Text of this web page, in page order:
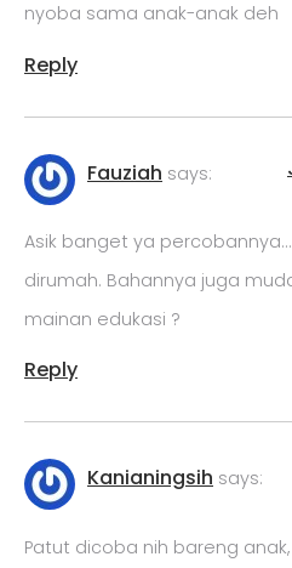
nyoba sama anak-anak deh
Reply
Fauziah says:
Asik banget ya
dirumah. Bahannya juga
mainan edukasi ?
Reply
Kanianingsih says:
Patut dicoba nih bareng